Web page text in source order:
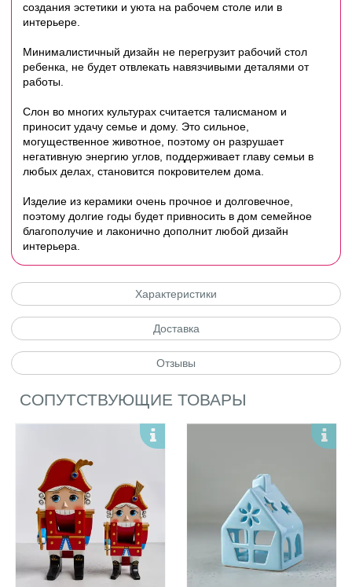
создания эстетики и уюта на рабочем столе или в
интерьере.
Минималистичный дизайн не перегрузит рабочий стол
ребенка, не будет отвлекать навязчивыми деталями от
работы.
Слон во многих культурах считается талисманом и
приносит удачу семье и дому. Это сильное,
могущественное животное, поэтому он разрушает
негативную энергию углов, поддерживает главу семьи в
любых делах, становится покровителем дома.
Изделие из керамики очень прочное и долговечное,
поэтому долгие годы будет привносить в дом семейное
благополучие и лаконично дополнит любой дизайн
интерьера.
Характеристики
Доставка
Отзывы
СОПУТСТВУЮЩИЕ ТОВАРЫ